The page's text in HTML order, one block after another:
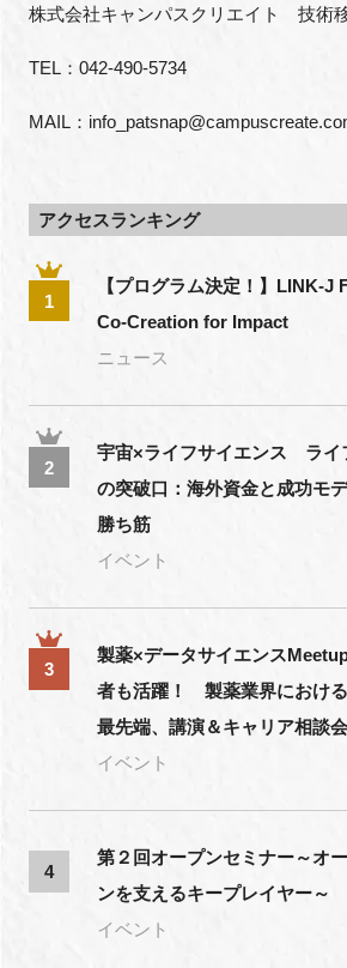
株式会社キャンパスクリエイト　技術
TEL：042-490-5734
MAIL：
アクセスランキング
1
【プログラム決定！】LINK-J
Co-Creation for Impact
ニュース
2
宇宙×ライフサイエンス ライ
の突破口：海外資金と成功モ
勝ち筋
イベント
3
製薬×データサイエンス
者も活躍！ 製薬業界におけ
最先端、講演＆キャリア相談会
イベント
4
第２回オープンセミナー～オ
ンを支えるキープレイヤー～
イベント